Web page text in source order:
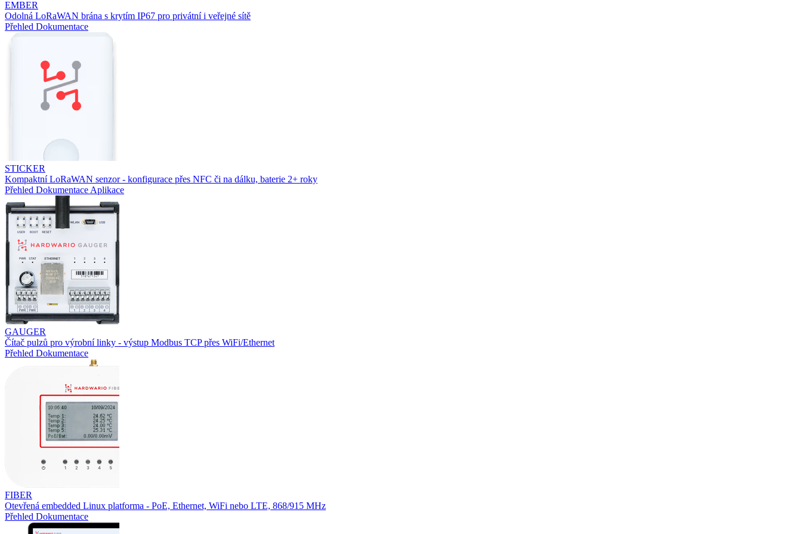
EMBER
Odolná LoRaWAN brána s krytím IP67 pro privátní i veřejné sítě
Přehled Dokumentace
STICKER
Kompaktní LoRaWAN senzor - konfigurace přes NFC či na dálku, baterie 2+ roky
Přehled Dokumentace Aplikace
GAUGER
Čítač pulzů pro výrobní linky - výstup Modbus TCP přes WiFi/Ethernet
Přehled Dokumentace
FIBER
Otevřená embedded Linux platforma - PoE, Ethernet, WiFi nebo LTE, 868/915 MHz
Přehled Dokumentace